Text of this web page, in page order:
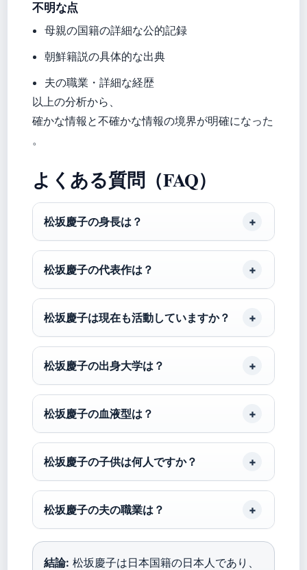
不明な点
母親の国籍の詳細な公的記録
朝鮮籍説の具体的な出典
夫の職業・詳細な経歴
以上の分析から、
確かな情報と不確かな情報の境界が明確になった
。
よくある質問（FAQ）
松坂慶子の身長は？
松坂慶子の代表作は？
松坂慶子は現在も活動していますか？
松坂慶子の出身大学は？
松坂慶子の血液型は？
松坂慶子の子供は何人ですか？
松坂慶子の夫の職業は？
結論: 松坂慶子は日本国籍の日本人であり、